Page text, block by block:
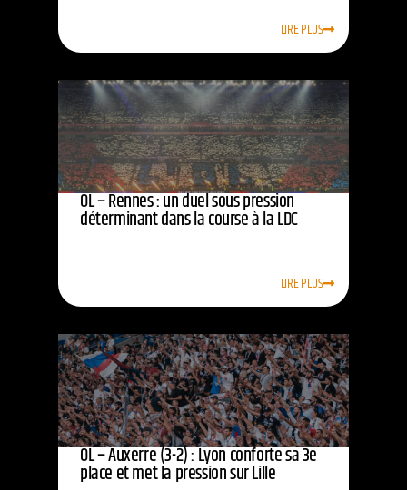
LIRE PLUS
OL – Rennes : un duel sous pression
déterminant dans la course à la LDC
LIRE PLUS
OL – Auxerre (3-2) : Lyon conforte sa 3e
place et met la pression sur Lille